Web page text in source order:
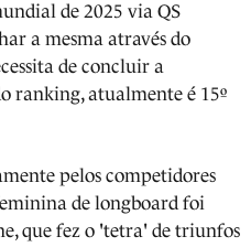
de 2025 via QS
a mesma através do
de concluir a
ranking, atualmente é 15º
pelos competidores
de longboard foi
que fez o 'tetra' de triunfos